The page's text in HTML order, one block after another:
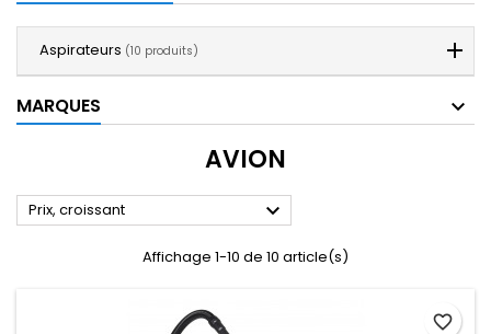
Aspirateurs (10 produits)
MARQUES
AVION
Prix, croissant 
Affichage 1-10 de 10 article(s)
favorite_border